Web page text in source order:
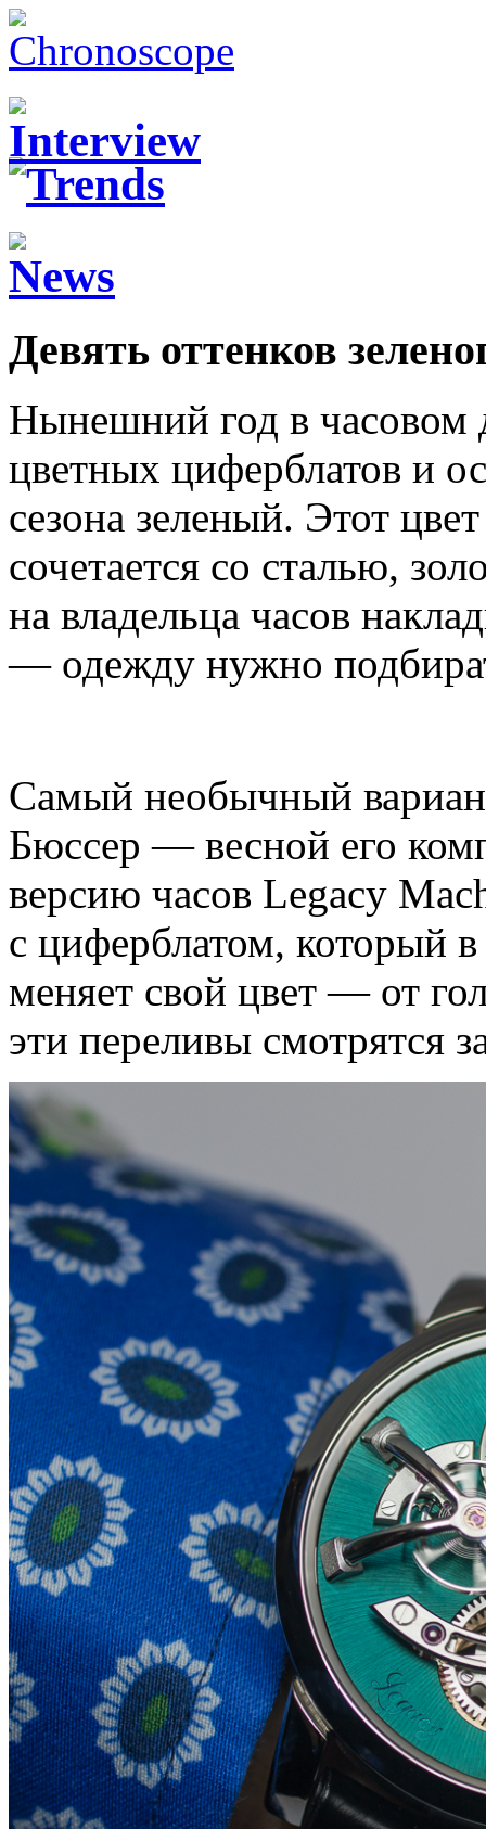
Девять оттенков
Нынешний год в часовом
цветных циферблатов и
сезона зеленый. Этот
сочетается со сталью,
на владельца часов
— одежду нужно
Самый необычный
Бюссер — весной его
версию часов Legacy
с циферблатом, который в
меняет свой цвет — от
эти переливы смотрятся